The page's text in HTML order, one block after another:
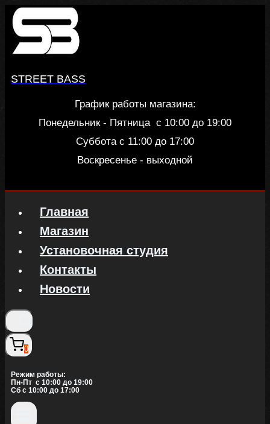
Перейти
содержанию
STREET BASS
График работы магазина:
Понедельник - Пятница c 10:00 до 19:00
Суббота с 11:00 до 17:00
Воскресенье - выходной
Главная
Магазин
Установочная студия
Контакты
Новости
0
Режим работы:
Пн-Пт c 10:00 до 19:00
Сб с 10:00 до 17:00